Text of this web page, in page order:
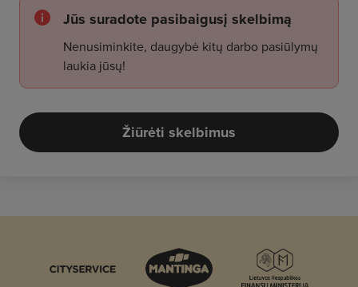
Jūs suradote pasibaigusį skelbimą
Nenusiminkite, daugybė kitų darbo pasiūlymų
laukia jūsų!
Žiūrėti skelbimus